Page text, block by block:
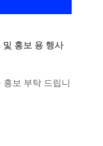
및 홍보 용 행사
보 부탁 드립니